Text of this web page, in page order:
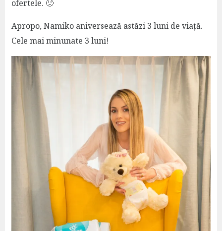
ofertele. 🙂
Apropo, Namiko aniversează astăzi 3 luni de viață.
Cele mai minunate 3 luni!